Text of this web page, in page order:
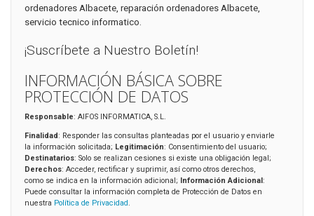
ordenadores Albacete, reparación ordenadores Albacete,
servicio tecnico informatico.
¡Suscríbete a Nuestro Boletín!
INFORMACIÓN BÁSICA SOBRE
PROTECCIÓN DE DATOS
Responsable: AIFOS INFORMATICA, S.L.
Finalidad: Responder las consultas planteadas por el usuario y enviarle
la información solicitada; Legitimación: Consentimiento del usuario;
Destinatarios: Solo se realizan cesiones si existe una obligación legal;
Derechos: Acceder, rectificar y suprimir, así como otros derechos,
como se indica en la información adicional; Información Adicional:
Puede consultar la información completa de Protección de Datos en
nuestra Política de Privacidad.